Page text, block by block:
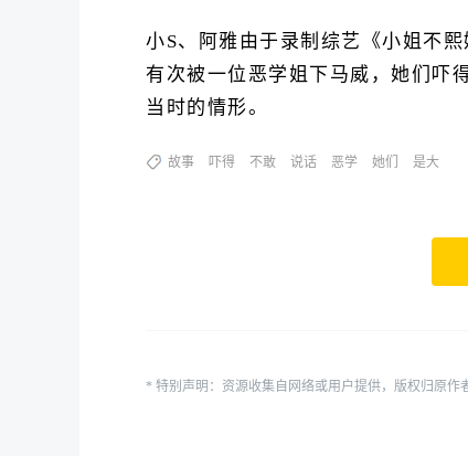
小S、阿雅由于录制综艺《小姐不
有次被一位恶学姐下马威，她们吓
当时的情形。
故事 吓得 不敢 说话 恶学 她们 是大
* 特别声明：资源收集自网络或用户提供，版权归原作